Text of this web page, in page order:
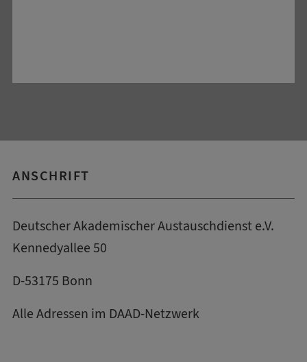
ANSCHRIFT
Deutscher Akademischer Austauschdienst e.V.
Kennedyallee 50
D-53175 Bonn
Alle Adressen im DAAD-Netzwerk